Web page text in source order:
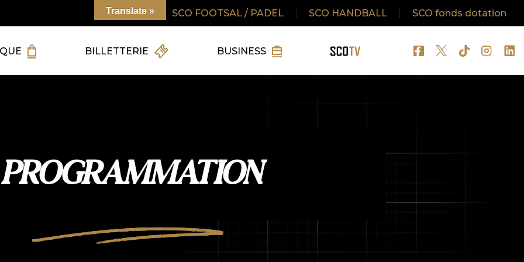
SCO FOOTSAL / PADEL SCO HANDBALL SCO fonds dotation
BILLETTERIE BUSINESS
PROGRAMMATION
Translate »